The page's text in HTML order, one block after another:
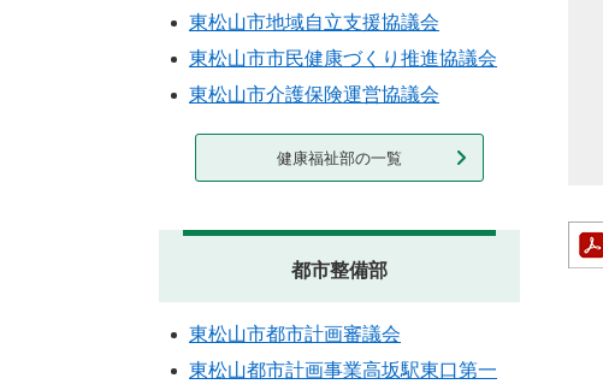
東松山市地域自立支援協議会
東松山市市民健康づくり推進協議会
東松山市介護保険運営協議会
健康福祉部の一覧
都市整備部
東松山市都市計画審議会
東松山都市計画事業高坂駅東口第一